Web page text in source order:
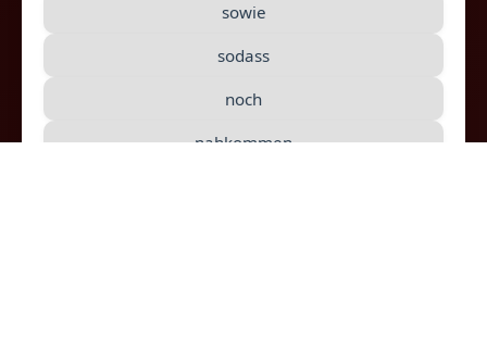
sowie
sodass
noch
nahkommen